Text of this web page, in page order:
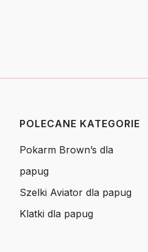
Linki w stopce
POLECANE KATEGORIE
Pokarm Brown’s dla
papug
Szelki Aviator dla papug
Klatki dla papug